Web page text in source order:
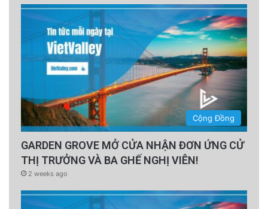
Cộng Đồng
GARDEN GROVE MỞ CỬA NHẬN ĐƠN ỨNG CỬ
THỊ TRƯỞNG VÀ BA GHẾ NGHỊ VIÊN!
2 weeks ago